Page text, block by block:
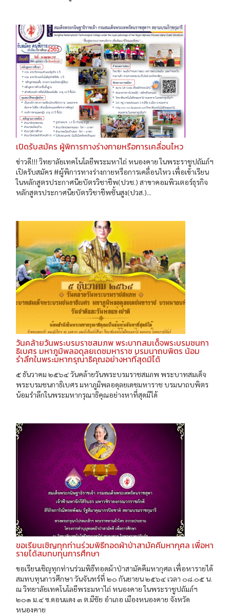
เปิดรับสมัคร ผู้พิการทางร่างกายหรือการเคลื่อนไหว
ข่าวดี!!! วิทยาลัยเทคโนโลยีพระมหาไถ่ หนองคาย ในพระราชูปถัมภ์ฯ
เปิดรับสมัคร #ผู้พิการทางร่างกายหรือการเคลื่อนไหว เพื่อเข้าเรียน
ในหลักสูตรประกาศนียบัตรวิชาชีพ(ปวช.) สาขาคอมพิวเตอร์ธุรกิจ
หลักสูตรประกาศนียบัตรวิชาชีพชั้นสูง(ปวส.)...
วันคล้ายวันพระบรมราชสมภพ พระบาทสมเด็จพระบรมชนกา
ธิเบศร มหาภูมิพลอดุลยเดชมหาราช บรมนาถบพิตร น้อม
รำลึกในพระมหากรุณาธิคุณอย่างหาที่สุดมิได้
๕ ธันวาคม ๒๕๖๔ วันคล้ายวันพระบรมราชสมภพ พระบาทสมเด็จ
พระบรมชนกาธิเบศร มหาภูมิพลอดุลยเดชมหาราช บรมนาถบพิตร
น้อมรำลึกในพระมหากรุณาธิคุณอย่างหาที่สุดมิได้
ขอเรียนเชิญทุกท่านร่วมพิธีทอดผ้าป่าสามัคคีมหากุศล เพื่อหา
รายได้สมทบทุนการศึกษา
ขอเรียนเชิญทุกท่านร่วมพิธีทอดผ้าป่าสามัคคีมหากุศล เพื่อหารายได้
สมทบทุนการศึกษา วันจันทร์ที่ ๒๐ กันยายน ๒๕๖๔ เวลา ๐๘.๐๕ น.
ณ วิทยาลัยเทคโนโลยีพระมหาไถ่ หนองคาย ในพระราชูปถัมภ์ฯ
๒๐๑ ม.๔ ซ.ดอนแดง ๓ ต.มีชัย อําเภอ เมืองหนองคาย จังหวัด
หนองคาย